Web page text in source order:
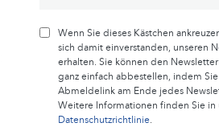
Wenn Sie dieses Kästchen
sich damit einverstanden, unseren
erhalten. Sie können den
ganz einfach abbestellen, indem
Abmeldelink am Ende jedes
Weitere Informationen finden Sie in
Datenschutzrichtlinie.